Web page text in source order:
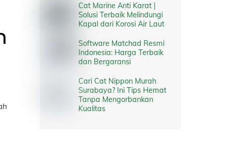
Cat Marine Anti Karat |
Solusi Terbaik Melindungi
Kapal dari Korosi Air Laut
Software Matchad Resmi
Indonesia: Harga Terbaik
dan Bergaransi
Cari Cat Nippon Murah
Surabaya? Ini Tips Hemat
Tanpa Mengorbankan
Kualitas